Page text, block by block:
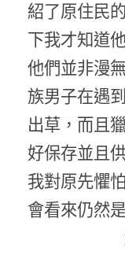
紹了原住民
下我才知道
他們並非漫
族男子在遇
出草，而且
好保存並且
我對原先懼
會看來仍然